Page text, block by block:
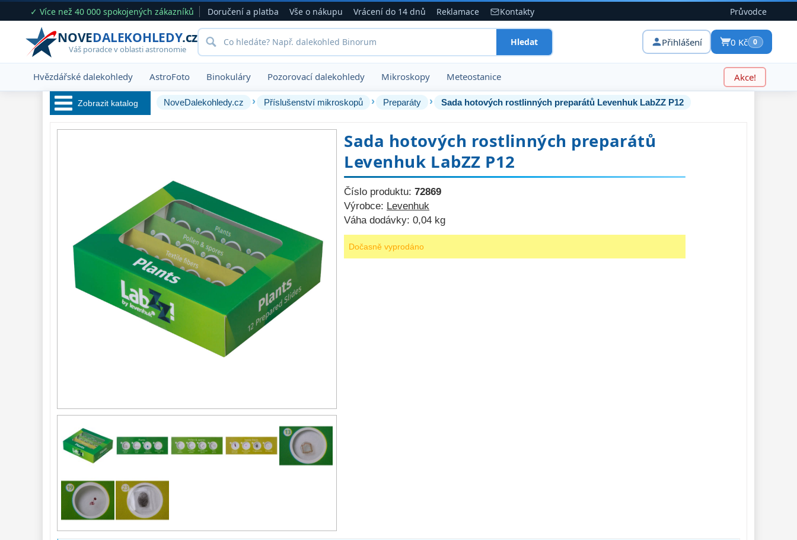
✓ Více než 40 000 spokojených zákazníků Doručení a platba Vše o nákupu Vrácení do 14 dnů Reklamace Kontakty Průvodce
NOVEDALEKOHLEDY.cz
Váš poradce v oblasti astronomie
Hledat Přihlášení 0 Kč 0
Hvězdářské dalekohledy AstroFoto Binokuláry Pozorovací dalekohledy Mikroskopy Meteostanice Akce!
Zobrazit katalog
Hledáčky 28
Příslušenství 54
Montáže 93
Seřízení
Zrcátka a hranoly 61
dalekohledy
285
Dálkoměry a Noční
vidění
17
Příslušenství
mikroskopů
16
Kamery 3
Preparáty 2
NoveDalekohledy.cz › Příslušenství mikroskopů › Preparáty › Sada hotových rostlinných preparátů Levenhuk LabZZ P12
Sada hotových rostlinných preparátů
Levenhuk LabZZ P12
Číslo produktu: 72869
Výrobce: Levenhuk
Váha dodávky: 0,04 kg
Dočasně vyprodáno